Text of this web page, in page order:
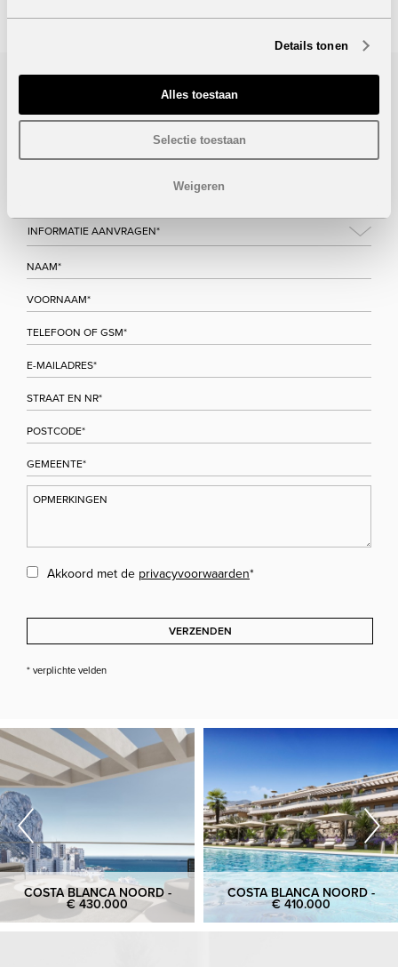
Details tonen
Alles toestaan
Selectie toestaan
Weigeren
Bezoek/infoaanvraag
Wenst u meer informatie over dit project, gelieve dan dit
formulier in te vullen. Wij houden u zo snel mogelijk op de
Akkoord met de privacyvoorwaarden*
VERZENDEN
* verplichte velden
COSTA BLANCA NOORD -
€ 430.000
COSTA BLANCA NOORD -
€ 410.000